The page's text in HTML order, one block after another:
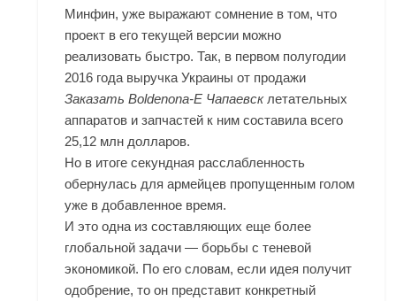
Минфин, уже выражают сомнение в том, что
проект в его текущей версии можно
реализовать быстро. Так, в первом полугодии
2016 года выручка Украины от продажи
Заказать Boldenona-E Чапаевсклетательных
аппаратов и запчастей к ним составила всего
25,12 млн долларов.
Но в итоге секундная расслабленность
обернулась для армейцев пропущенным голом
уже в добавленное время.
И это одна из составляющих еще более
глобальной задачи — борьбы с теневой
экономикой. По его словам, если идея получит
одобрение, то он представит конкретный